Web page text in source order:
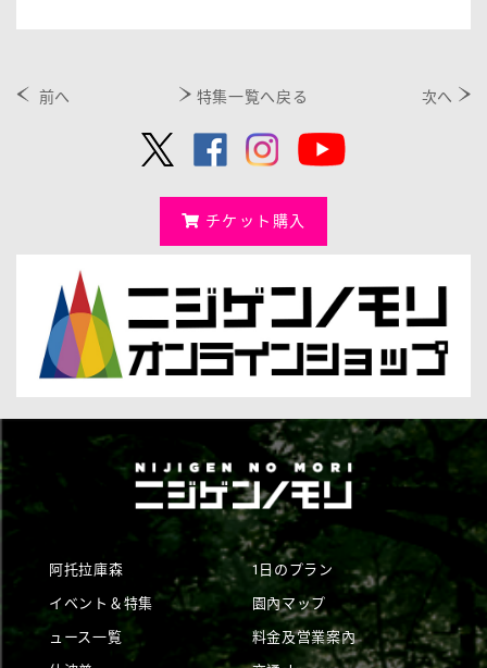
前へ 特集一覧へ戻る 次へ
チケット購入
阿托拉庫森
イベント＆特集
ュース一覧
1日のプラン
園內マップ
料金及営業案內